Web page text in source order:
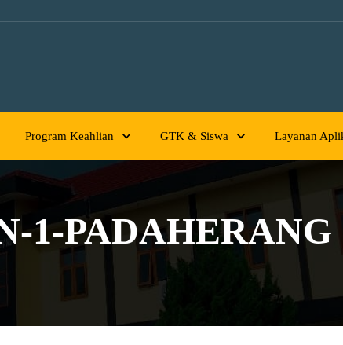
Program Keahlian GTK & Siswa Layanan
1-PADAHERANG